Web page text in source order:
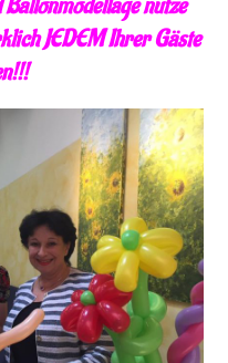
nutze
JEDEM Ihrer Gäste